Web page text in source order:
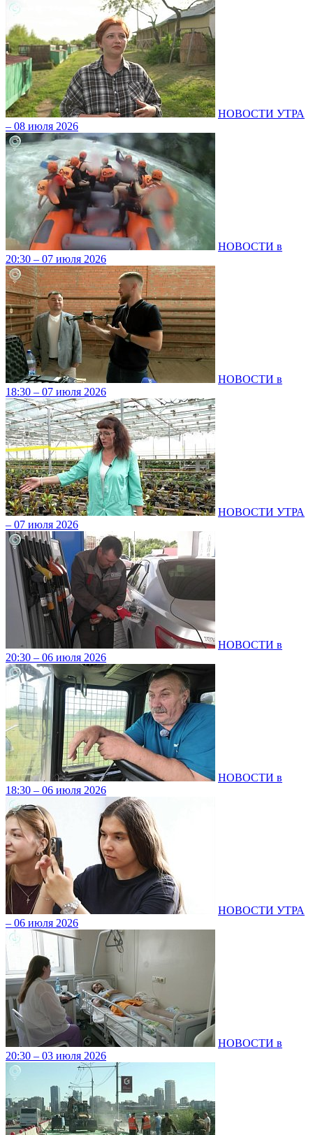
НОВОСТИ УТРА
– 08 июля 2026
НОВОСТИ в
20:30 – 07 июля 2026
НОВОСТИ в
18:30 – 07 июля 2026
НОВОСТИ УТРА
– 07 июля 2026
НОВОСТИ в
20:30 – 06 июля 2026
НОВОСТИ в
18:30 – 06 июля 2026
НОВОСТИ УТРА
– 06 июля 2026
НОВОСТИ в
20:30 – 03 июля 2026